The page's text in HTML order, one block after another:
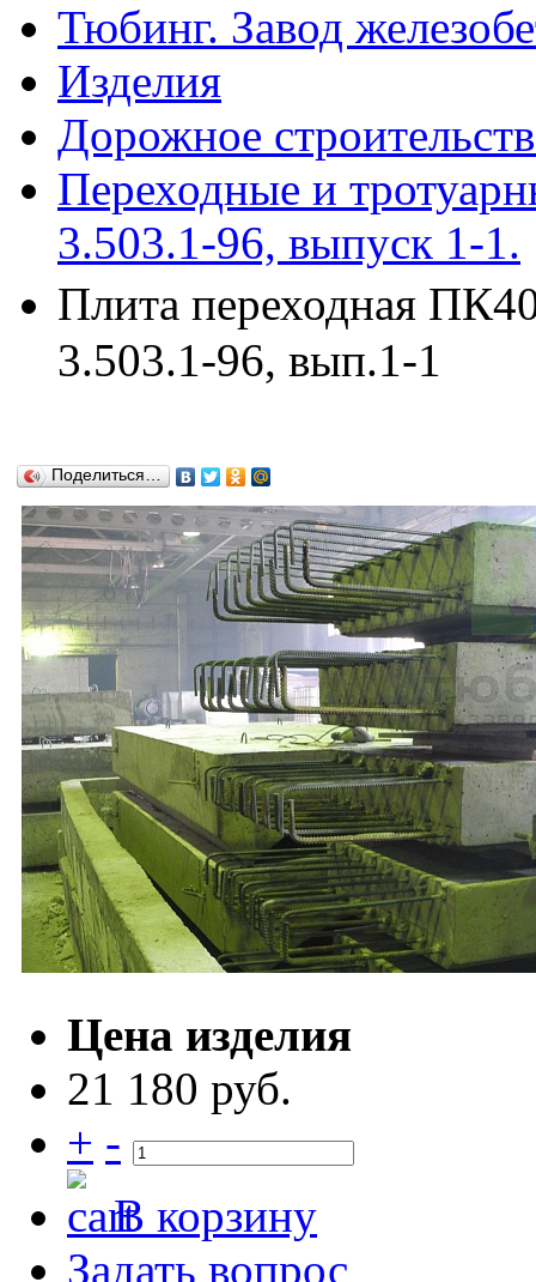
Тюбинг. Завод
Изделия
Дорожное
Переходные и
3.503.1-96, выпуск 1-1.
Плита переходная
3.503.1-96, вып.1-1
Поделиться…
Цена изделия
21 180 руб.
+ -
В корзину
Задать вопрос